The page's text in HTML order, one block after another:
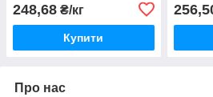
248,68 ₴/кг
Купити
Про нас